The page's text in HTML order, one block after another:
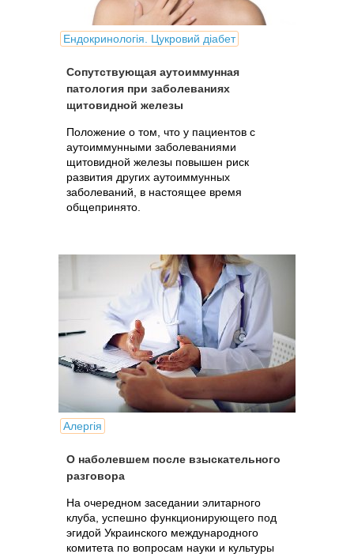
Ендокринологія. Цукровий діабет
Сопутствующая аутоиммунная
патология при заболеваниях
щитовидной железы
Положение о том, что у пациентов с
аутоиммунными заболеваниями
щитовидной железы повышен риск
развития других аутоиммунных
заболеваний, в настоящее время
общепринято.
Алергія
О наболевшем после взыскательного
разговора
На очередном заседании элитарного
клуба, успешно функционирующего под
эгидой Украинского международного
комитета по вопросам науки и культуры